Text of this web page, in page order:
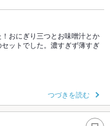
おにぎり三つとお味噌汁とか
ットでした。濃すぎず薄すぎ
つづきを読む